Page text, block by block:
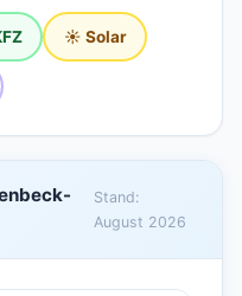
☀️ Solar
Stand:
August 2026